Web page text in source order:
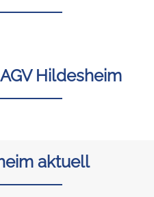
Hildesheim
aktuell